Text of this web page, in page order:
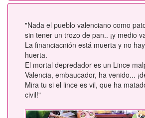
"Nada el pueblo valenciano como
sin tener un trozo de pan.. ¡y medio
La financiacnión está muerta y no
huerta.
El mortal depredador es un Lince
Valencia, embaucador, ha venido...
Mira tu si el lince es vil, que ha
civil!"